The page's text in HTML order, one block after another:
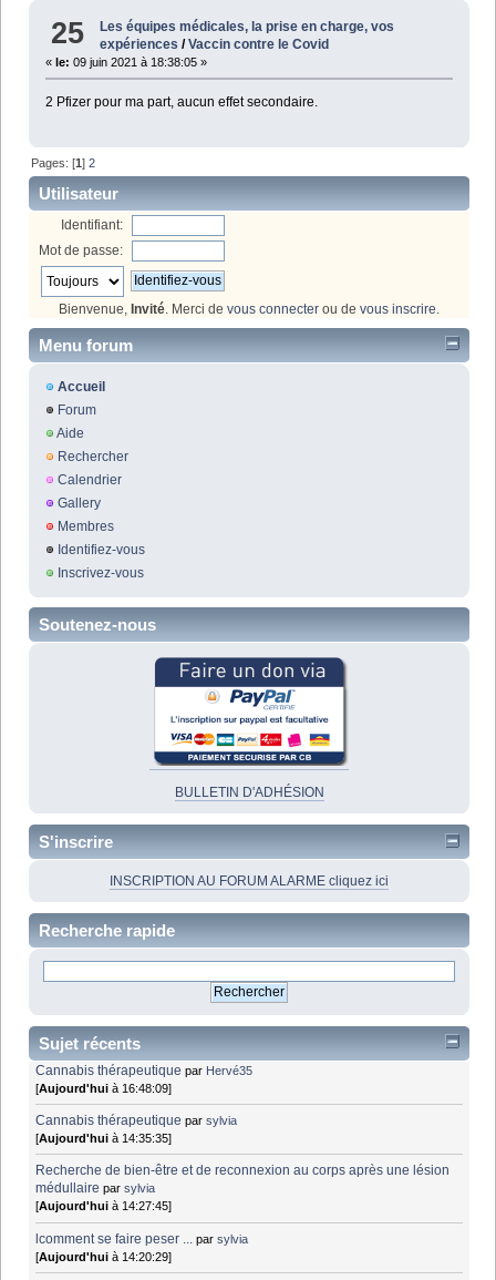
25
Les équipes médicales, la prise en charge, vos
expériences /Vaccin contre le Covid
« le: 09 juin 2021 à 18:38:05 »
2 Pfizer pour ma part, aucun effet secondaire.
Pages: [1]2
Utilisateur
Identifiant:
Mot de passe:
Bienvenue, Invité. Merci de vous connecter ou de vous inscrire.
Menu forum
Accueil
Forum
Aide
Rechercher
Calendrier
Gallery
Membres
Identifiez-vous
Inscrivez-vous
Soutenez-nous
BULLETIN D'ADHÉSION
S'inscrire
INSCRIPTION AU FORUM ALARME cliquez ici
Recherche rapide
Sujet récents
Cannabis thérapeutique par Hervé35
[Aujourd'hui à 16:48:09]
Cannabis thérapeutique parsylvia
[Aujourd'hui à 14:35:35]
Recherche de bien-être et de reconnexion au corps après une lésion
médullaire parsylvia
[Aujourd'hui à 14:27:45]
lcomment se faire peser ... parsylvia
[Aujourd'hui à 14:20:29]